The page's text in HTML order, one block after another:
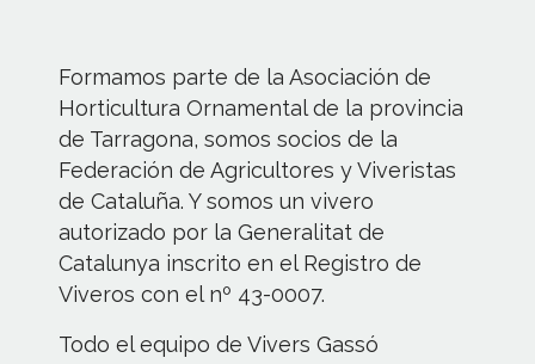
Formamos parte de la Asociación de
Horticultura Ornamental de la provincia
de Tarragona, somos socios de la
Federación de Agricultores y Viveristas
de Cataluña. Y somos un vivero
autorizado por la Generalitat de
Catalunya inscrito en el Registro de
Viveros con el nº 43-0007.
Todo el equipo de Vivers Gassó